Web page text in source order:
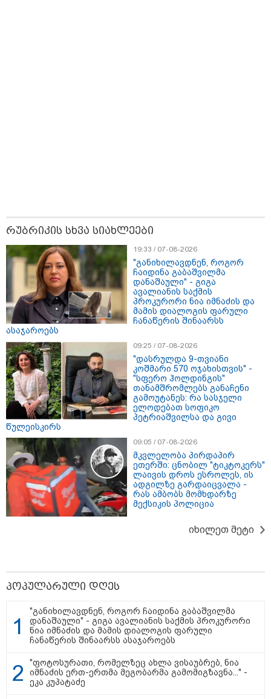
15:49 / 06-08-2026
შეიძინე ალდაგის სამოგზაურო დაზღვევა და
მიიღე გაორმაგებული ინტერნეტი
საზოგადოება
14:07 / 09-08-2026
თბილისის ზღვაზე 17 წლის ბიჭი
დაიხრჩო - ცნობილი ხდება მისი
ვინაობა
რუბრიკის სხვა სიახლეები
19:33 / 07-08-2026
"განიხილავდნენ, როგორ
ჩაიდინა გაბაშვილმა
დანაშაული" - გიგა
ავალიანის საქმის
პროკურორი ნია იმნაძის და
მამის დიალოგის ფარული
ჩანაწერის შინაარსს
ასაჯაროებს
09:25 / 07-08-2026
"დასრულდა 9-თვიანი
კოშმარი 570 ოჯახისთვის" -
"სფერო ჰოლდინგის"
თანამშრომლებს განაჩენი
გამოუტანეს: რა სასჯელი
ელოდებათ სოფიკო
პეტრიაშვილსა და გივი
წულეისკირს
09:05 / 07-08-2026
მკვლელობა პირდაპირ
ეთერში: ცნობილ "ტიკტოკერს"
ლაივის დროს ესროლეს, ის
ადგილზე გარდაიცვალა -
რას ამბობს მომხდარზე
მექსიკის პოლიცია
იხილეთ მეტი
პოპულარული დღეს
"განიხილავდნენ, როგორ ჩაიდინა გაბაშვილმა
დანაშაული" - გიგა ავალიანის საქმის პროკურორი
ნია იმნაძის და მამის დიალოგის ფარული
ჩანაწერის შინაარსს ასაჯაროებს
"ფოტოსურათი, რომელზეც ახლა ვისაუბრებ, ნია
იმნაძის ერთ-ერთმა მეგობარმა გამომიგზავნა..." -
ეკა კუპატაძე